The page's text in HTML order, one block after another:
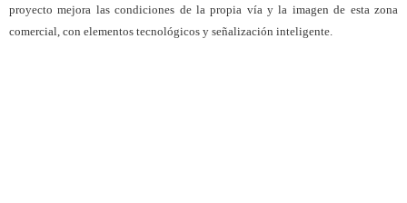
proyecto mejora las condiciones de la propia vía y la imagen de esta zona
comercial, con elementos tecnológicos y señalización inteligente.